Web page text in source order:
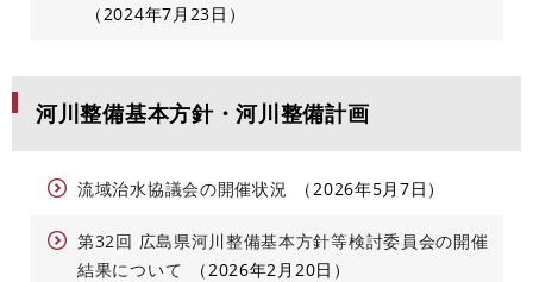
2024年7月23日
河川整備基本方針・河川整備計画
流域治水協議会の開催状況 2026年5月7日
第32回 広島県河川整備基本方針等検討委員会の開催
結果について
2026年2月20日